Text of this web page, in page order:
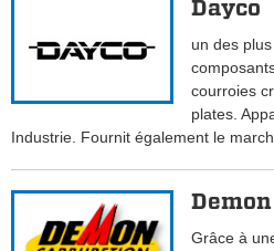
Dayco
un des
courroies
plates.
Industrie. Fournit également le
Demon
Grâce à